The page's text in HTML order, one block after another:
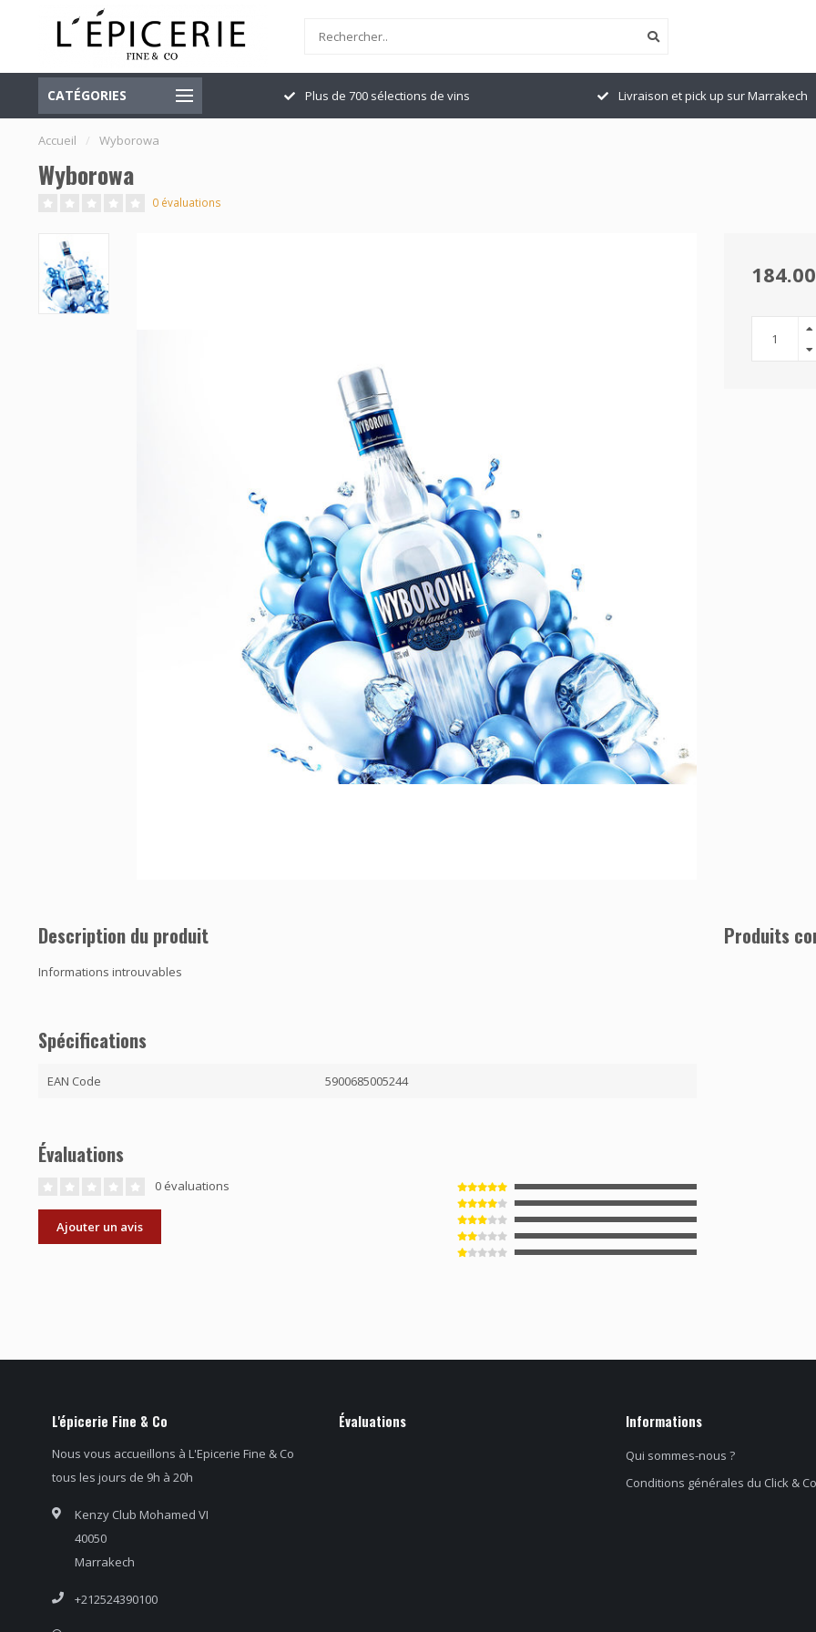
CATÉGORIES
Officiellement ouvert Plus de 700 sélections de vins Livraison et pick up sur Marrakech
Accueil / Wyborowa
Wyborowa
0 évaluations
Description du produit
Informations introuvables
Spécifications
EAN Code 5900685005244
Évaluations
0 évaluations
Ajouter un avis
Produits
L'épicerie Fine & Co
Nous vous accueillons à L'Epicerie Fine & Co
tous les jours de 9h à 20h
Kenzy Club Mohamed VI
40050
Marrakech
+212524390100
Évaluations Informations
Qui sommes-nous ?
Conditions générales du Click &